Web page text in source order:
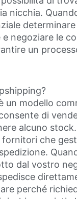
nicchia.
negoziare le
un
un modello
di
alcuno
fornitori che
dal vostro
perché